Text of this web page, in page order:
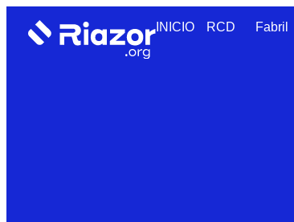
INICIO RCD Fabril